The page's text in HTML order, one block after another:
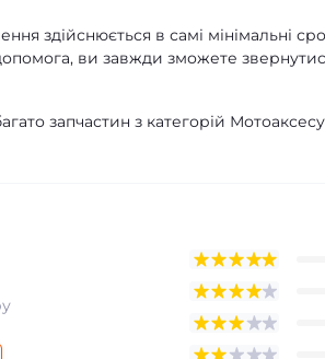
здійснюється в самі мінімальні
ви завжди зможете
запчастин з категорій